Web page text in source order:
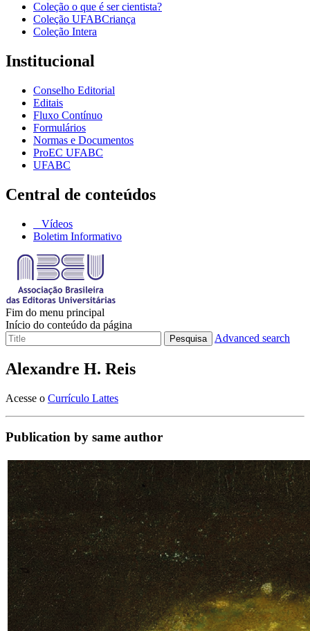
Coleção o que é ser cientista?
Coleção UFABCriança
Coleção Intera
Institucional
Conselho Editorial
Editais
Fluxo Contínuo
Formulários
Normas e Documentos
ProEC UFABC
UFABC
Central de conteúdos
Vídeos
Boletim Informativo
Fim do menu principal
Início do conteúdo da página
Pesquisa Advanced search
Alexandre H. Reis
Acesse o Currículo Lattes
Publication by same author